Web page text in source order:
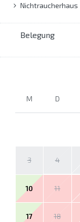
Nichtraucherhaus
Belegung
M D
3 4
10 11
17 18